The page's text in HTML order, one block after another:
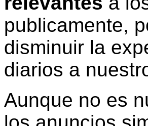
publicamente,
disminuir la
diarios a
Aunque no es